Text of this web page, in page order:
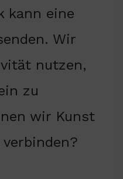
kann eine
Wir
nutzen,
zu
wir Kunst